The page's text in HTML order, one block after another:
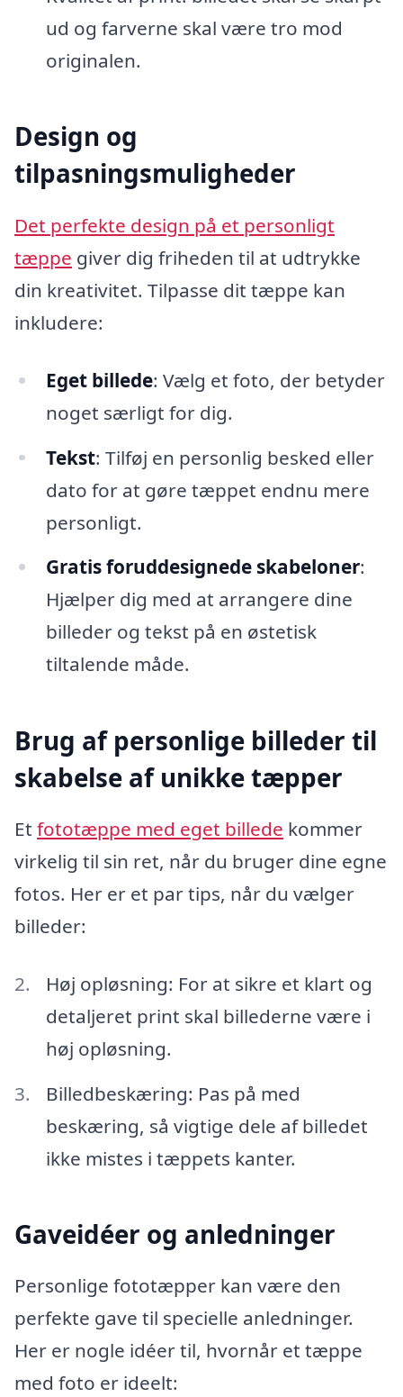
ud og farverne skal være tro mod
originalen.
Design og
tilpasningsmuligheder
Det perfekte design på et personligt
tæppe giver dig friheden til at udtrykke
din kreativitet. Tilpasse dit tæppe kan
inkludere:
Eget billede: Vælg et foto, der betyder
noget særligt for dig.
Tekst: Tilføj en personlig besked eller
dato for at gøre tæppet endnu mere
personligt.
Gratis foruddesignede skabeloner:
Hjælper dig med at arrangere dine
billeder og tekst på en østetisk
tiltalende måde.
Brug af personlige billeder til
skabelse af unikke tæpper
Et fototæppe med eget billede kommer
virkelig til sin ret, når du bruger dine egne
fotos. Her er et par tips, når du vælger
billeder:
Høj opløsning: For at sikre et klart og
detaljeret print skal billederne være i
høj opløsning.
Billedbeskæring: Pas på med
beskæring, så vigtige dele af billedet
ikke mistes i tæppets kanter.
Gaveidéer og anledninger
Personlige fototæpper kan være den
perfekte gave til specielle anledninger.
Her er nogle idéer til, hvornår et tæppe
med foto er ideelt: